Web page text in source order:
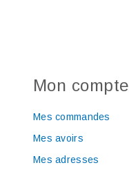
Mon compte
Mes commandes
Mes avoirs
Mes adresses